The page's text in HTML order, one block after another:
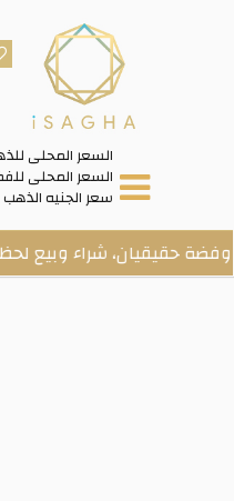
السعر المحلى
السعر المحلى
سعر الجنيه الذهب
شراء وبيع لحظي،